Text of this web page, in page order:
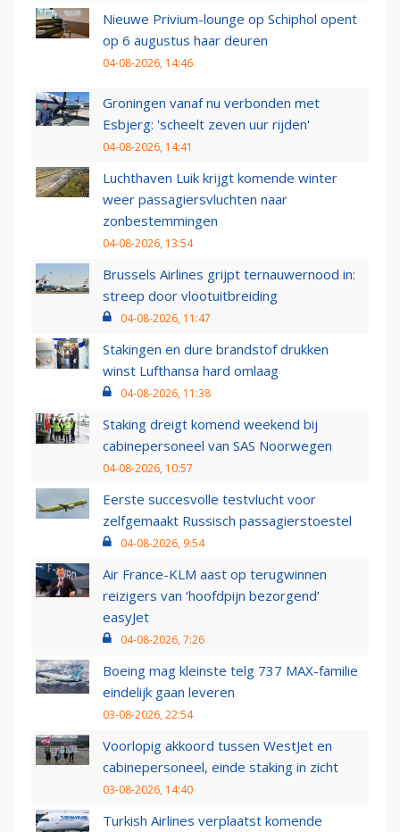
Nieuwe Privium-lounge op Schiphol opent
op 6 augustus haar deuren
04-08-2026, 14:46
Groningen vanaf nu verbonden met
Esbjerg: 'scheelt zeven uur rijden'
04-08-2026, 14:41
Luchthaven Luik krijgt komende winter
weer passagiersvluchten naar
zonbestemmingen
04-08-2026, 13:54
Brussels Airlines grijpt ternauwernood in:
streep door vlootuitbreiding
04-08-2026, 11:47
Stakingen en dure brandstof drukken
winst Lufthansa hard omlaag
04-08-2026, 11:38
Staking dreigt komend weekend bij
cabinepersoneel van SAS Noorwegen
04-08-2026, 10:57
Eerste succesvolle testvlucht voor
zelfgemaakt Russisch passagierstoestel
04-08-2026, 9:54
Air France-KLM aast op terugwinnen
reizigers van ‘hoofdpijn bezorgend’
easyJet
04-08-2026, 7:26
Boeing mag kleinste telg 737 MAX-familie
eindelijk gaan leveren
03-08-2026, 22:54
Voorlopig akkoord tussen WestJet en
cabinepersoneel, einde staking in zicht
03-08-2026, 14:40
Turkish Airlines verplaatst komende